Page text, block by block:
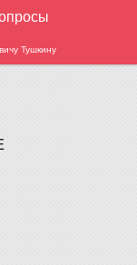
Тушкину